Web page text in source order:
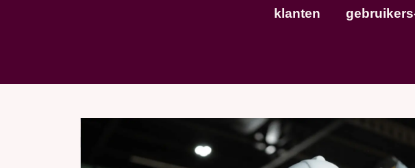
klanten